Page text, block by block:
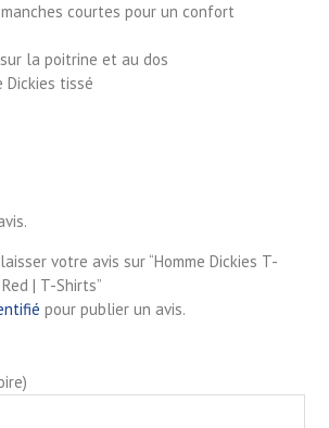
courtes pour un confort
la poitrine et au dos
Dickies tissé
votre avis sur “Homme Dickies T-
| T-Shirts”
pour publier un avis.